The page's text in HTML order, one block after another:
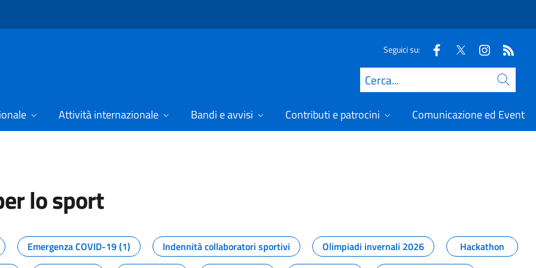
Seguici su:
Cerca
Attività internazionale Bandi e avvisi Contributi e patrocini Comunicazione ed Eventi
lo sport
dal Dipartimento per lo sport
Emergenza COVID-19 (1) Indennità collaboratori sportivi Olimpiadi invernali 2026
Hackathon